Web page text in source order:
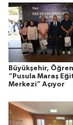
Büyükşehir,
“Pusula Maraş
Merkezi” Açıyor